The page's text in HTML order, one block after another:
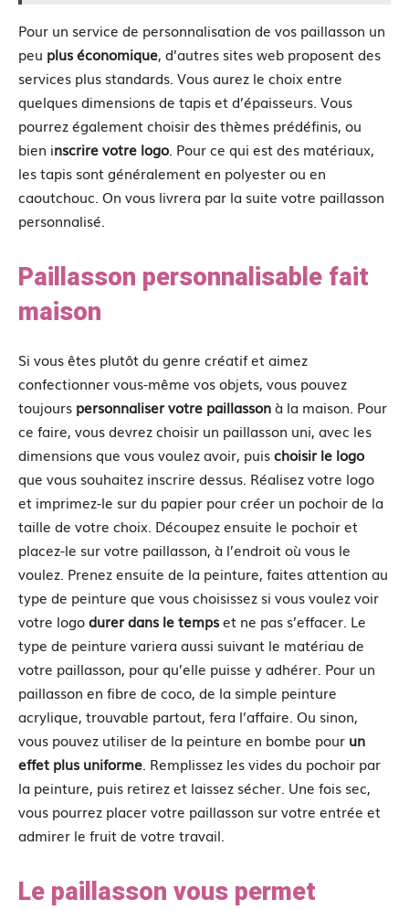
Pour un service de personnalisation de vos paillasson un
peu plus économique, d’autres sites web proposent des
services plus standards. Vous aurez le choix entre
quelques dimensions de tapis et d’épaisseurs. Vous
pourrez également choisir des thèmes prédéfinis, ou
bien inscrire votre logo. Pour ce qui est des matériaux,
les tapis sont généralement en polyester ou en
caoutchouc. On vous livrera par la suite votre paillasson
personnalisé.
Paillasson personnalisable fait
maison
Si vous êtes plutôt du genre créatif et aimez
confectionner vous-même vos objets, vous pouvez
toujours personnaliser votre paillassonà la maison. Pour
ce faire, vous devrez choisir un paillasson uni, avec les
dimensions que vous voulez avoir, puischoisir le logo
que vous souhaitez inscrire dessus. Réalisez votre logo
et imprimez-le sur du papier pour créer un pochoir de la
taille de votre choix. Découpez ensuite le pochoir et
placez-le sur votre paillasson, à l’endroit où vous le
voulez. Prenez ensuite de la peinture, faites attention au
type de peinture que vous choisissez si vous voulez voir
votre logodurer dans le tempset ne pas s’effacer. Le
type de peinture variera aussi suivant le matériau de
votre paillasson, pour qu’elle puisse y adhérer. Pour un
paillasson en fibre de coco, de la simple peinture
acrylique, trouvable partout, fera l’affaire. Ou sinon,
vous pouvez utiliser de la peinture en bombe pour un
effet plus uniforme. Remplissez les vides du pochoir par
la peinture, puis retirez et laissez sécher. Une fois sec,
vous pourrez placer votre paillasson sur votre entrée et
admirer le fruit de votre travail.
Le paillasson vous permet